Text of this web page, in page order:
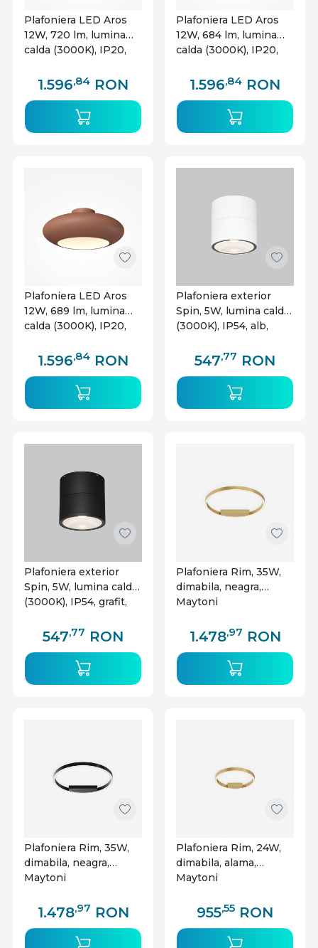
Plafoniera LED Aros
12W, 720 lm, lumina
calda (3000K), IP20,
1.596,84 RON
Plafoniera LED Aros
12W, 684 lm, lumina
calda (3000K), IP20,
1.596,84 RON
Plafoniera LED Aros
12W, 689 lm, lumina
calda (3000K), IP20,
1.596,84 RON
Plafoniera exterior
Spin, 5W, lumina calda
(3000K), IP54, alb,
547,77 RON
Plafoniera exterior
Spin, 5W, lumina calda
(3000K), IP54, grafit,
547,77 RON
Plafoniera Rim, 35W,
dimabila, neagra,
Maytoni
1.478,97 RON
Plafoniera Rim, 35W,
dimabila, neagra,
Maytoni
1.478,97 RON
Plafoniera Rim, 24W,
dimabila, alama,
Maytoni
955,55 RON